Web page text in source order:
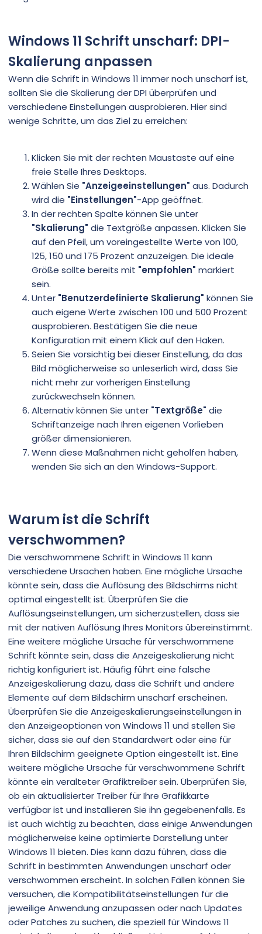
Windows 11 Schrift unscharf: DPI-
Skalierung anpassen
Wenn die Schrift in Windows 11 immer noch unscharf ist,
sollten Sie die Skalierung der DPI überprüfen und
verschiedene Einstellungen ausprobieren. Hier sind
wenige Schritte, um das Ziel zu erreichen:
Klicken Sie mit der rechten Maustaste auf eine
freie Stelle Ihres Desktops.
Wählen Sie "Anzeigeeinstellungen" aus. Dadurch
wird die "Einstellungen"-App geöffnet.
In der rechten Spalte können Sie unter
"Skalierung" die Textgröße anpassen. Klicken Sie
auf den Pfeil, um voreingestellte Werte von 100,
125, 150 und 175 Prozent anzuzeigen. Die ideale
Größe sollte bereits mit "empfohlen" markiert
sein.
Unter "Benutzerdefinierte Skalierung" können Sie
auch eigene Werte zwischen 100 und 500 Prozent
ausprobieren. Bestätigen Sie die neue
Konfiguration mit einem Klick auf den Haken.
Seien Sie vorsichtig bei dieser Einstellung, da das
Bild möglicherweise so unleserlich wird, dass Sie
nicht mehr zur vorherigen Einstellung
zurückwechseln können.
Alternativ können Sie unter "Textgröße" die
Schriftanzeige nach Ihren eigenen Vorlieben
größer dimensionieren.
Wenn diese Maßnahmen nicht geholfen haben,
wenden Sie sich an den Windows-Support.
Warum ist die Schrift
verschwommen?
Die verschwommene Schrift in Windows 11 kann
verschiedene Ursachen haben. Eine mögliche Ursache
könnte sein, dass die Auflösung des Bildschirms nicht
optimal eingestellt ist. Überprüfen Sie die
Auflösungseinstellungen, um sicherzustellen, dass sie
mit der nativen Auflösung Ihres Monitors übereinstimmt.
Eine weitere mögliche Ursache für verschwommene
Schrift könnte sein, dass die Anzeigeskalierung nicht
richtig konfiguriert ist. Häufig führt eine falsche
Anzeigeskalierung dazu, dass die Schrift und andere
Elemente auf dem Bildschirm unscharf erscheinen.
Überprüfen Sie die Anzeigeskalierungseinstellungen in
den Anzeigeoptionen von Windows 11 und stellen Sie
sicher, dass sie auf den Standardwert oder eine für
Ihren Bildschirm geeignete Option eingestellt ist. Eine
weitere mögliche Ursache für verschwommene Schrift
könnte ein veralteter Grafiktreiber sein. Überprüfen Sie,
ob ein aktualisierter Treiber für Ihre Grafikkarte
verfügbar ist und installieren Sie ihn gegebenenfalls. Es
ist auch wichtig zu beachten, dass einige Anwendungen
möglicherweise keine optimierte Darstellung unter
Windows 11 bieten. Dies kann dazu führen, dass die
Schrift in bestimmten Anwendungen unscharf oder
verschwommen erscheint. In solchen Fällen können Sie
versuchen, die Kompatibilitätseinstellungen für die
jeweilige Anwendung anzupassen oder nach Updates
oder Patches zu suchen, die speziell für Windows 11